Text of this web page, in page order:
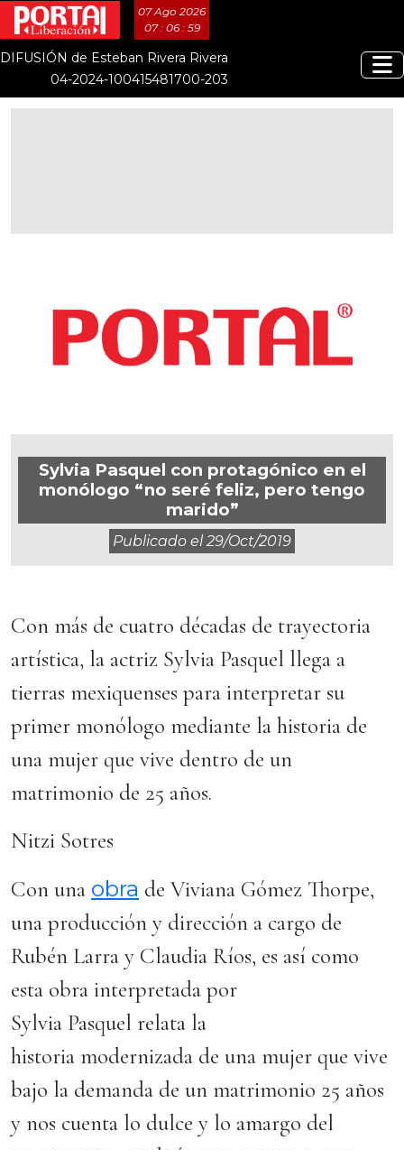
07 Ago 2026
07 : 06 : 59
DIFUSIÓN de Esteban Rivera Rivera
04-2024-100415481700-203
Sylvia Pasquel con protagónico en el
monólogo “no seré feliz, pero tengo
marido”
Publicado el29/oct/2019
Con más de cuatro décadas de trayectoria
artística, la actriz Sylvia Pasquel llega a
tierras mexiquenses para interpretar su
primer monólogo mediante la historia de
una mujer que vive dentro de un
matrimonio de 25 años.
Nitzi Sotres
Con una obra de Viviana Gómez Thorpe,
una producción y dirección a cargo de
Rubén Larra y Claudia Ríos, es así como
esta obra interpretada por
Sylvia Pasquel relata la
historia modernizada de una mujer que vive
bajo la demanda de un matrimonio 25 años
y nos cuenta lo dulce y lo amargo del